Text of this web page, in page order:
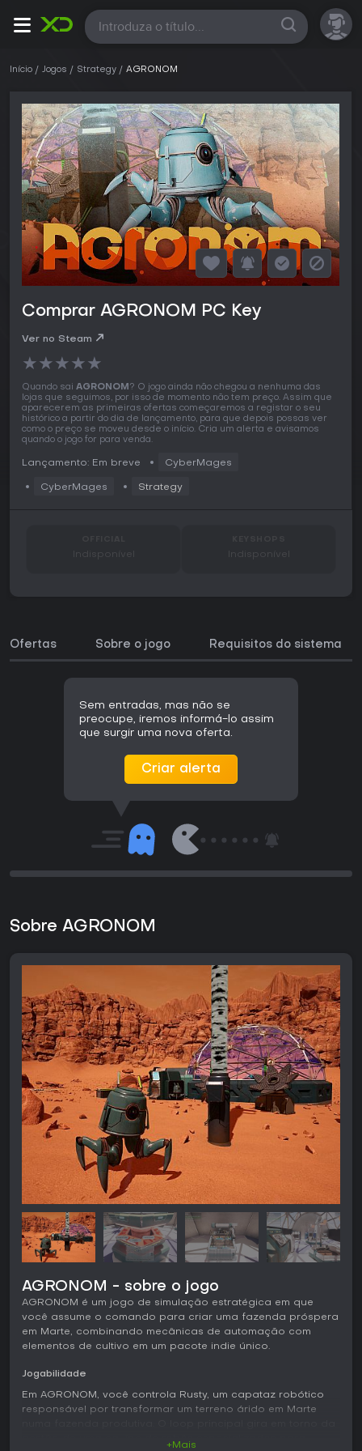
Todas
Início Jogos Strategy AGRONOM
Comprar AGRONOM PC Key
Ver no Steam
★★★★★
Quando sai AGRONOM? O jogo ainda não chegou a nenhuma das
lojas que seguimos, por isso de momento não tem preço. Assim que
aparecerem as primeiras ofertas começaremos a registar o seu
histórico a partir do dia de lançamento, para que depois possas ver
como o preço se moveu desde o início. Cria um alerta e avisamos
quando o jogo for para venda.
Lançamento: Em breve CyberMages
CyberMages Strategy
Indisponível Indisponível
Ofertas Sobre o jogo Requisitos do sistema
Sem entradas, mas não se
preocupe, iremos informá-lo assim
que surgir uma nova oferta.
Criar alerta
Sobre AGRONOM
AGRONOM - sobre o jogo
AGRONOM é um jogo de simulação estratégica em que
você assume o comando para criar uma fazenda próspera
em Marte, combinando mecânicas de automação com
elementos de cultivo em um pacote indie único.
Jogabilidade
Em AGRONOM, você controla Rusty, um capataz robótico
responsável por transformar um terreno árido em Marte
+Mais